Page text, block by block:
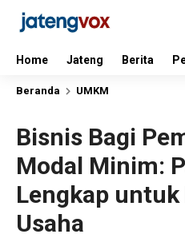
Home Jateng Berita
Beranda UMKM
Bisnis Bagi
Modal Minim:
Lengkap
Usaha